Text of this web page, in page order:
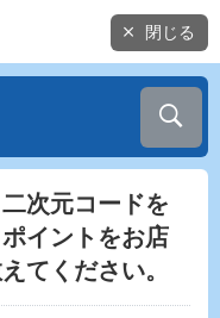
閉じる
次元コードを
イントをお店
てください。